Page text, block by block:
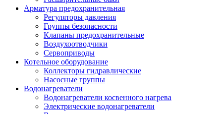
Арматура предохранительная
Регуляторы давления
Группы безопасности
Клапаны предохранительные
Воздухоотводчики
Сервоприводы
Котельное оборудование
Коллекторы гидравлические
Насосные группы
Водонагреватели
Водонагреватели косвенного нагрева
Электрические водонагреватели